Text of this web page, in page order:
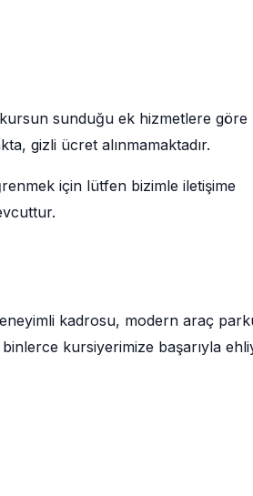
sunduğu ek hizmetlere göre
gizli ücret alınmamaktadır.
için lütfen bizimle iletişime
kadrosu, modern araç
binlerce kursiyerimize başarıyla